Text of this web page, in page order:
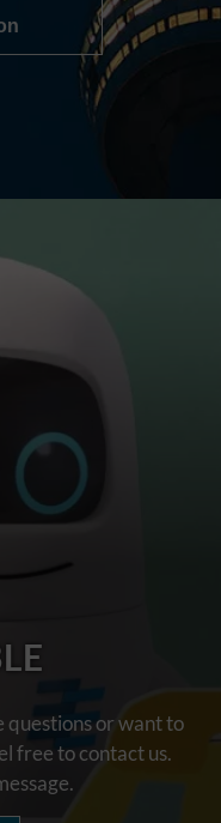
questions or want to
free to contact us.